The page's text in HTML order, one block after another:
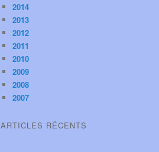
2014
2013
2012
2011
2010
2009
2008
2007
ARTICLES RÉCENTS